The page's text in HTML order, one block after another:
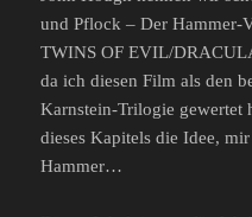
und Pflock – Der Hammer-
TWINS OF EVIL/
da ich diesen Film als den
Karnstein-Trilogie gewertet
dieses Kapitels die Idee,
Hammer…